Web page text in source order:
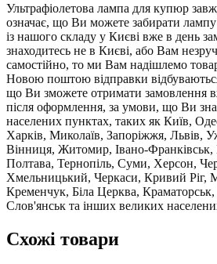
Ультрафіолетова лампа для купюр
означає, що Ви можете забирати
із нашого складу у Києві вже в день
знаходитесь не в Києві, або Вам
самостійно, то ми Вам надішлемо
Новою поштою відправки
що Ви зможете отримати замовлення
після оформлення, за умови, що Ви
населених пунктах, таких як Київ,
Харків, Миколаїв, Запоріжжя, Львів,
Вінниця, Житомир, Івано-
Полтава, Тернопіль, Суми, Херсон,
Хмельницький, Черкаси, Кривий Ріг,
Кременчук, Біла Церква,
Слов'янськ та інших великих
Схожі товари